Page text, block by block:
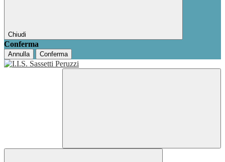
Chiudi
Conferma
Annulla Conferma